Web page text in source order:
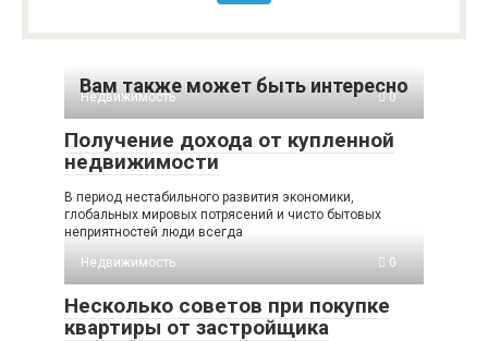
Вам также может быть интересно
Недвижимость 0
Получение дохода от купленной
недвижимости
В период нестабильного развития экономики,
глобальных мировых потрясений и чисто бытовых
неприятностей люди всегда
Недвижимость
0
Несколько советов при покупке
квартиры от застройщика